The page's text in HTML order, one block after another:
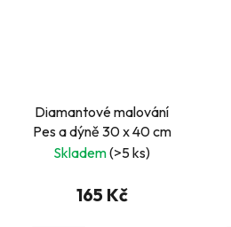
Diamantové malování
Pes a dýně 30 x 40 cm
Skladem(>5 ks)
165 Kč